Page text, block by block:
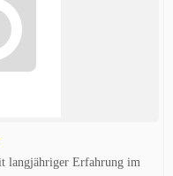
langjähriger Erfahrung im